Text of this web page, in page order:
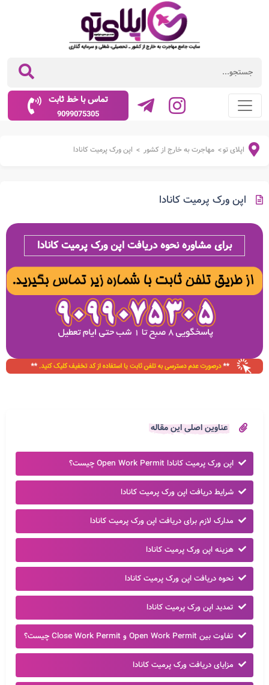
تماس با خط ثابت
9099075305
اپلای تو> مهاجرت به خارج از کشور > اپن ورک پرمیت کانادا
اپن ورک پرمیت کانادا
برای مشاوره نحوه دریافت اپن ورک پرمیت کانادا
عناوین اصلی این مقاله
اپن ورک پرمیت کانادا Open Work Permit چیست؟
شرایط دریافت اپن ورک پرمیت کانادا
مدارک لازم برای دریافت اپن ورک پرمیت کانادا
هزینه اپن ورک پرمیت کانادا
نحوه دریافت اپن ورک پرمیت کانادا
تمدید اپن ورک پرمیت کانادا
تفاوت بین Open Work Permit و Close Work Permit چیست؟
مزایای دریافت ورک پرمیت کانادا